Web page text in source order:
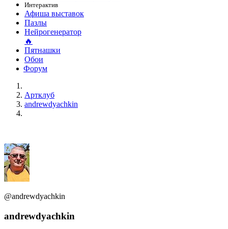
Интерактив
Афиша выставок
Пазлы
Нейрогенератор
🔥
Пятнашки
Обои
Форум
Артклуб
andrewdyachkin
@andrewdyachkin
andrewdyachkin